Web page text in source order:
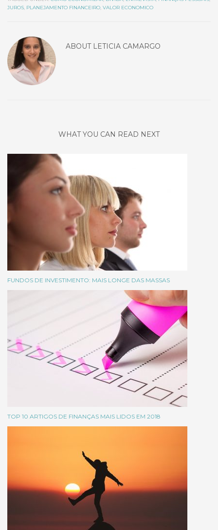
JUROS, PLANEJAMENTO FINANCEIRO, VALOR ECONOMICO
ABOUT LETICIA CAMARGO
WHAT YOU CAN READ NEXT
FUNDOS DE INVESTIMENTO: MAIS LONGE DAS MASSAS
TOP 10 ARTIGOS DE FINANÇAS MAIS LIDOS EM 2018